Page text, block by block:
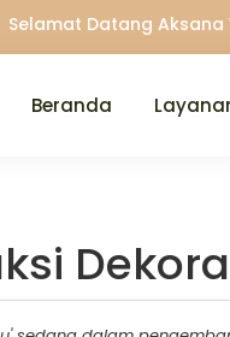
Selamat Datang Aksana
Beranda